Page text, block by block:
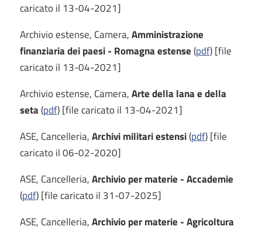
caricato il 13-04-2021]
Archivio estense, Camera,Amministrazione
finanziaria dei paesi - Romagna estense(pdf) [file
caricato il 13-04-2021]
Archivio estense, Camera,Arte della lana e della
seta(pdf) [file caricato il 13-04-2021]
ASE, Cancelleria,Archivi militari estensi(pdf) [file
caricato il 06-02-2020]
ASE, Cancelleria,Archivio per materie - Accademie
(pdf) [file caricato il 31-07-2025]
ASE, Cancelleria,Archivio per materie - Agricoltura